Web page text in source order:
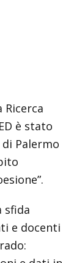
è stato
Palermo
sfida
e docenti